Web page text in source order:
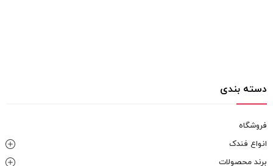
دسته بندی
فروشگاه
انواع فندک
برند محصولات